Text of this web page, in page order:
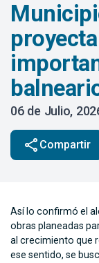
06 de Julio,
share Compartir
Así lo confirmó el
obras planeadas
al crecimiento que
ese sentido, se